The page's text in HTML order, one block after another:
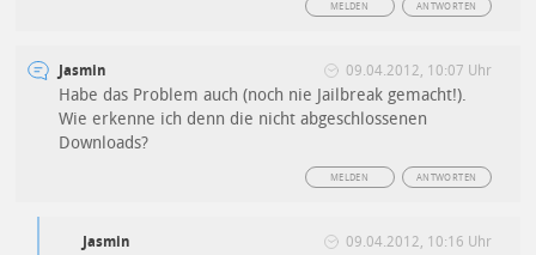
ANTWORTEN
MELDEN
Jasmin 09.04.2012, 10:07 Uhr
Habe das Problem auch (noch nie Jailbreak gemacht!).
Wie erkenne ich denn die nicht abgeschlossenen
Downloads?
ANTWORTEN
MELDEN
Jasmin 09.04.2012, 10:16 Uhr